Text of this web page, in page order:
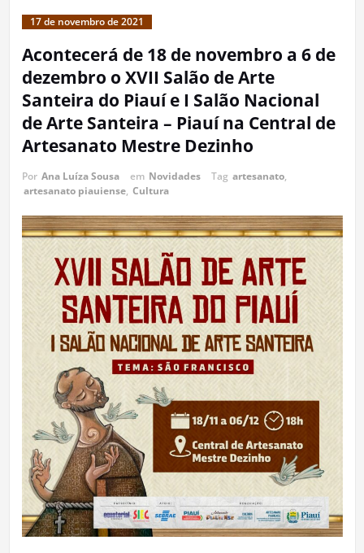
17 de novembro de 2021
Acontecerá de 18 de novembro a 6 de
dezembro o XVII Salão de Arte
Santeira do Piauí e I Salão Nacional
de Arte Santeira – Piauí na Central de
Artesanato Mestre Dezinho
Por Ana Luíza Sousa em Novidades Tag artesanato,
artesanato piauiense, Cultura